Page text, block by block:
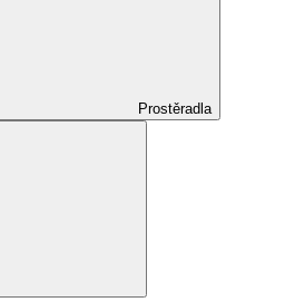
Prostěradla